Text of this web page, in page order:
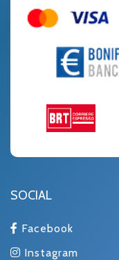
SOCIAL
Facebook
Instagram